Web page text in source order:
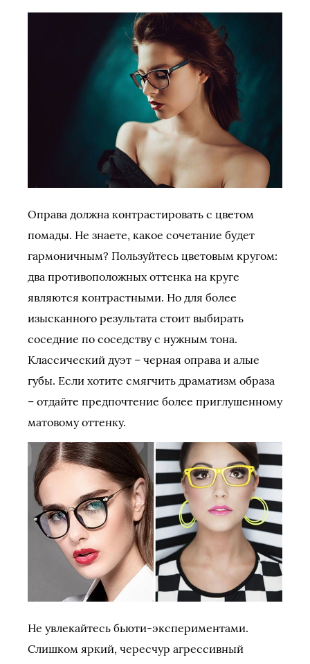
Оправа должна контрастировать с цветом
помады. Не знаете, какое сочетание будет
гармоничным? Пользуйтесь цветовым кругом:
два противоположных оттенка на круге
являются контрастными. Но для более
изысканного результата стоит выбирать
соседние по соседству с нужным тона.
Классический дуэт – черная оправа и алые
губы. Если хотите смягчить драматизм образа
– отдайте предпочтение более приглушенному
матовому оттенку.
Не увлекайтесь бьюти-экспериментами.
Слишком яркий, чересчур агрессивный